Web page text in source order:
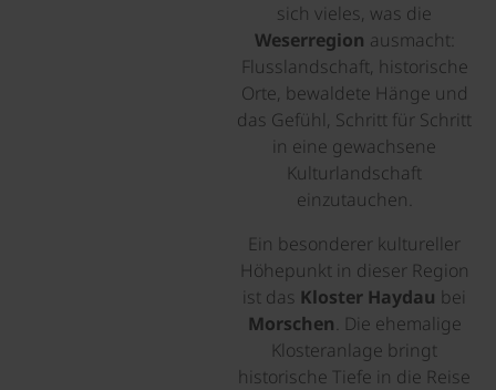
sich vieles, was die
Weserregion ausmacht:
Flusslandschaft, historische
Orte, bewaldete Hänge und
das Gefühl, Schritt für Schritt
in eine gewachsene
Kulturlandschaft
einzutauchen.
Ein besonderer kultureller
Höhepunkt in dieser Region
ist das Kloster Haydau bei
Morschen. Die ehemalige
Klosteranlage bringt
historische Tiefe in die Reise